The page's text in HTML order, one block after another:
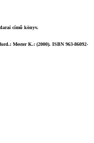
című könyv.
Mester K.: (2000). ISBN 963-86092-